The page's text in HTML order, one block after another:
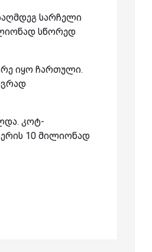
სარჩელი
სწორედ
იყო ჩართული.
კოტ-
10 მილიონად